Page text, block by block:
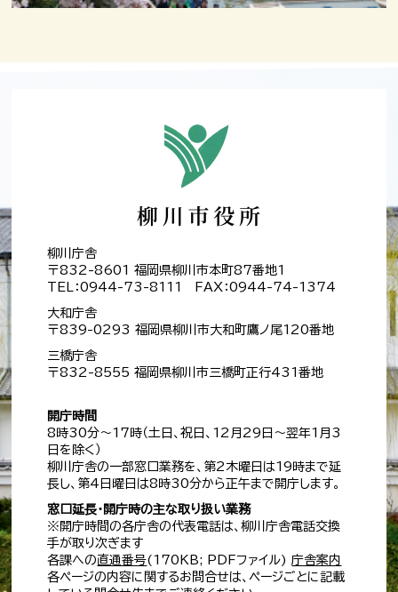
柳川庁舎
〒832-8601 福岡県柳川市本町87番地1
TEL：0944-73-8111 FAX：0944-74-1374
大和庁舎
〒839-0293 福岡県柳川市大和町鷹ノ尾120番地
三橋庁舎
〒832-8555 福岡県柳川市三橋町正行431番地
開庁時間
8時30分～17時（土日、祝日、12月29日～翌年1月3
日を除く）
柳川庁舎の一部窓口業務を、第2木曜日は19時まで延
長し、第4日曜日は8時30分から正午まで開庁します。
窓口延長・開庁時の主な取り扱い業務
※開庁時間の各庁舎の代表電話は、柳川庁舎電話交換
手が取り次ぎます
各課への直通番号(170KB; PDFファイル)庁舎案内
各ページの内容に関するお問合せは、ページごとに記載